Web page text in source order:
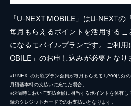
「U-NEXT MOBILE」はU-NEXTの
毎月もらえるポイントを活用する
になるモバイルプランです。ご利
OBILE」のお申し込みが必要となり
※U-NEXTの月額プラン会員が毎月もらえる1,200円分
月額基本料の支払いに充てた場合。
※決済時において支払金額に相当するポイントを保有
録のクレジットカードでのお支払いとなります。